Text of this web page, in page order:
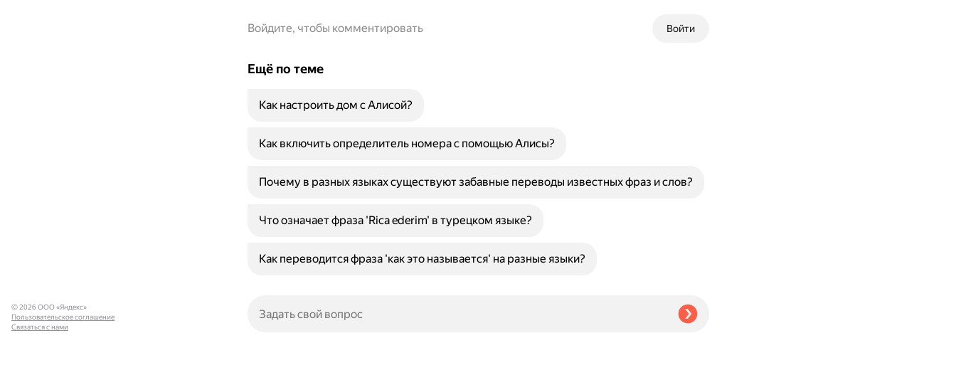
Войти
Войдите, чтобы комментировать
Ещё по теме
Как настроить дом с Алисой?
Как включить определитель номера с помощью Алисы?
Почему в разных языках существуют забавные переводы известных фраз и слов?
Что означает фраза 'Rica ederim' в турецком языке?
Как переводится фраза 'как это называется' на разные языки?
© 2026 ООО «Яндекс»
Пользовательское соглашение
Связаться с нами